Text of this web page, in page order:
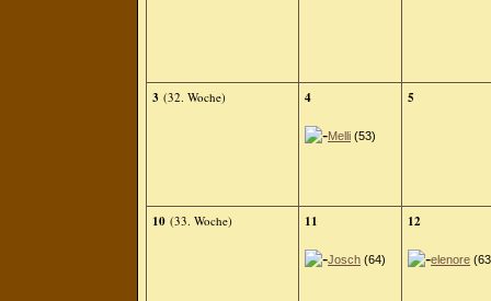
3 (32. Woche) 4
Melli (53)
5
10 (33. Woche) 11
Josch (64)
12
elenore